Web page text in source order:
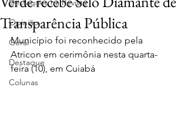
Destaques na Revista
Opinião
Geral
Destaque
Colunas
Transparência Pública
Município foi reconhecido pela
Atricon em cerimônia nesta quarta-
feira (10), em Cuiabá